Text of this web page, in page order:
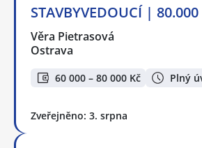
STAVBYVEDOUCÍ |
Věra Pietrasová
Ostrava
60 000 – 80 000 Kč Plný
Zveřejněno: 3. srpna